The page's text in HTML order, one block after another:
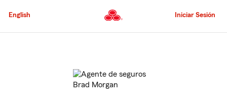
al
principal
English Iniciar Sesión